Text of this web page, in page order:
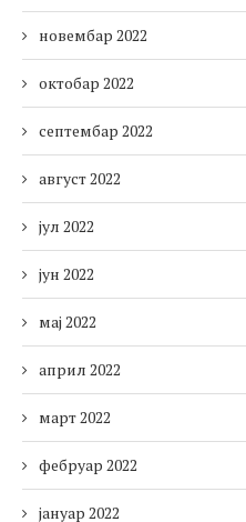
новембар 2022
октобар 2022
септембар 2022
август 2022
јул 2022
јун 2022
мај 2022
април 2022
март 2022
фебруар 2022
јануар 2022